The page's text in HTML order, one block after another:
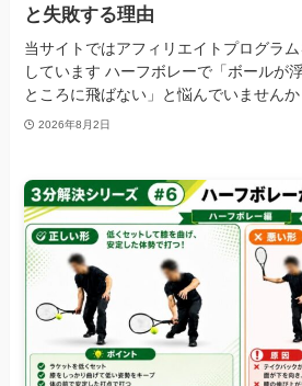
と失敗する理由
当サイトではアフィリエイトプログラ
しています ハーフボレーで「ボールが
ところに飛ばない」と悩んでいませんか
2026年8月2日